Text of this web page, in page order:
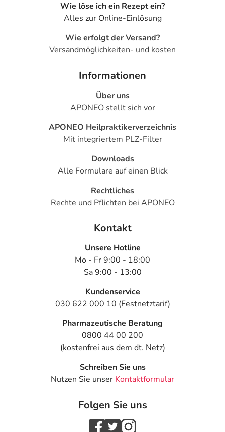
Wie löse ich ein Rezept ein?
Alles zur Online-Einlösung
Wie erfolgt der Versand?
Versandmöglichkeiten- und kosten
Informationen
Über uns
APONEO stellt sich vor
APONEO Heilpraktikerverzeichnis
Mit integriertem PLZ-Filter
Downloads
Alle Formulare auf einen Blick
Rechtliches
Rechte und Pflichten bei APONEO
Kontakt
Unsere Hotline
Mo - Fr 9:00 - 18:00
Sa 9:00 - 13:00
Kundenservice
030 622 000 10 (Festnetztarif)
Pharmazeutische Beratung
0800 44 00 200
(kostenfrei aus dem dt. Netz)
Schreiben Sie uns
Nutzen Sie unser Kontaktformular
Folgen Sie uns